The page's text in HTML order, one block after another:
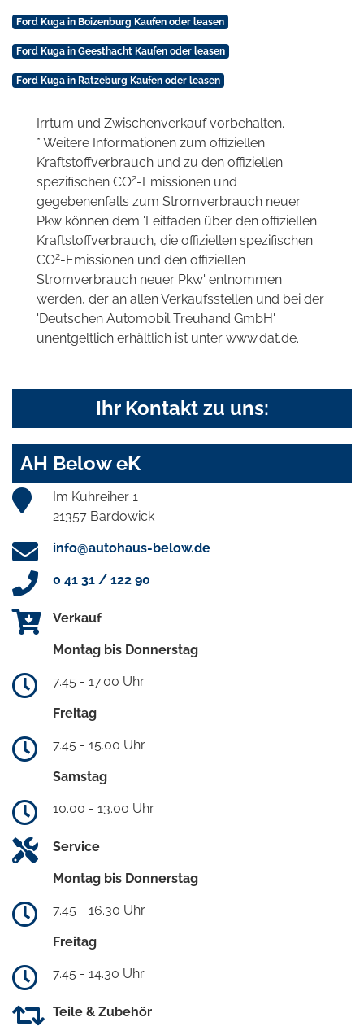
Ford Kuga in Boizenburg Kaufen oder leasen
Ford Kuga in Geesthacht Kaufen oder leasen
Ford Kuga in Ratzeburg Kaufen oder leasen
Irrtum und Zwischenverkauf vorbehalten.
* Weitere Informationen zum offiziellen
Kraftstoffverbrauch und zu den offiziellen
spezifischen CO2-Emissionen und
gegebenenfalls zum Stromverbrauch neuer
Pkw können dem 'Leitfaden über den offiziellen
Kraftstoffverbrauch, die offiziellen spezifischen
CO2-Emissionen und den offiziellen
Stromverbrauch neuer Pkw' entnommen
werden, der an allen Verkaufsstellen und bei der
'Deutschen Automobil Treuhand GmbH'
unentgeltlich erhältlich ist unter www.dat.de.
Ihr Kontakt zu uns:
AH Below eK
Im Kuhreiher 1
21357 Bardowick
info@autohaus-below.de
0 41 31 / 122 90
Verkauf
Montag bis Donnerstag
7.45 - 17.00 Uhr
Freitag
7.45 - 15.00 Uhr
Samstag
10.00 - 13.00 Uhr
Service
Montag bis Donnerstag
7.45 - 16.30 Uhr
Freitag
7.45 - 14.30 Uhr
Teile & Zubehör